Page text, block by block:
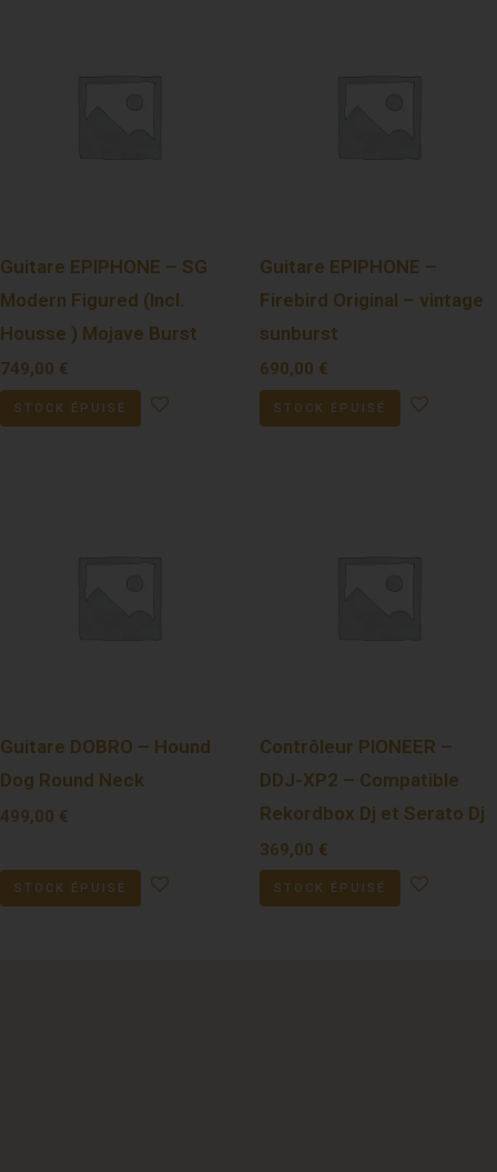
Guitare EPIPHONE – SG
Modern Figured (Incl.
Housse ) Mojave Burst
749,00 €
STOCK ÉPUISÉ
Guitare EPIPHONE –
Firebird Original – vintage
sunburst
690,00 €
STOCK ÉPUISÉ
Guitare DOBRO – Hound
Dog Round Neck
499,00 €
STOCK ÉPUISÉ
Contrôleur PIONEER –
DDJ-XP2 – Compatible
Rekordbox Dj et Serato Dj
369,00 €
STOCK ÉPUISÉ